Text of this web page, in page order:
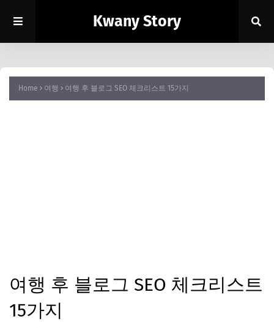
Kwany Story
Home 여행 여행 후 블로그 SEO 체크리스트 15가지
여행 후 블로그 SEO 체크리스트
15가지